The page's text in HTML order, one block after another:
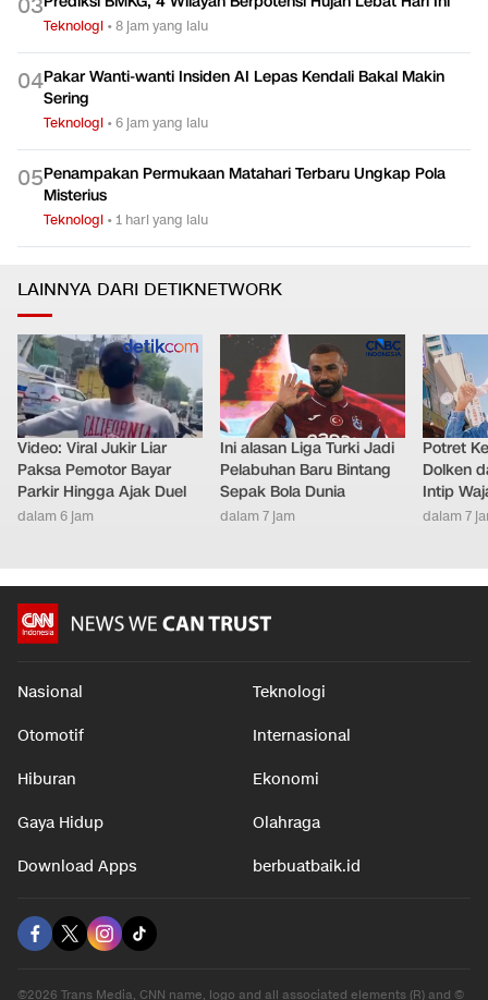
03
Teknologi •8 jam yang lalu
04Pakar Wanti-wanti Insiden AI Lepas Kendali Bakal Makin
Sering
Teknologi •6 jam yang lalu
05Penampakan Permukaan Matahari Terbaru Ungkap Pola
Misterius
Teknologi •1 hari yang lalu
LAINNYA DARI DETIKNETWORK
Video: Viral Jukir Liar
Paksa Pemotor Bayar
Parkir Hingga Ajak Duel
dalam 6 jam
Ini alasan Liga Turki Jadi
Pelabuhan Baru Bintang
Sepak Bola Dunia
dalam 7 jam
Potret
Dolken
Intip
dalam 7
Nasional Teknologi
Otomotif Internasional
Hiburan Ekonomi
Gaya Hidup Olahraga
Download Apps berbuatbaik.id
©2026 Trans Media, CNN name, logo and all associated elements (R) and ©